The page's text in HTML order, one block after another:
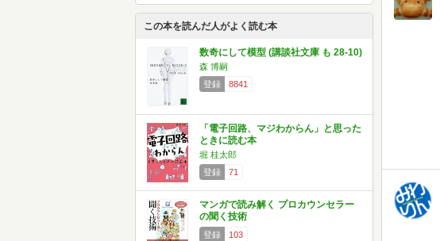
この本を読んだ人がよく読む本
数奇にして模型 (講談社文庫 も 28-10)
森 博嗣
登録
8841
「電子回路、マジわからん」と思った
ときに読む本
堀 桂太郎
登録
71
マンガで読み解く プロカウンセラー
の聞く技術
登録 103